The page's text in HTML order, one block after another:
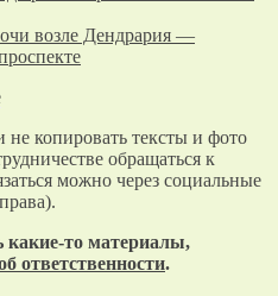
возле Дендрария —
копировать тексты и фото
обращаться к
можно через социальные
какие-то материалы,
ответственности.